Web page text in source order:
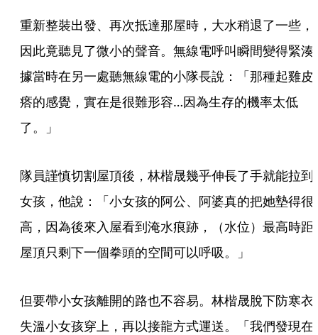
重新整裝出發、再次抵達那屋時，大水稍退了一些，
因此竟聽見了微小的聲音。無線電呼叫瞬間變得緊湊
據當時在另一處聽無線電的小隊長說：「那種起雞皮
瘩的感覺，實在是很難形容…因為生存的機率太低
了。」
隊員謹慎切割屋頂後，林楷晟幾乎伸長了手就能拉到
女孩，他說：「小女孩的阿公、阿婆真的把她墊得很
高，因為後來入屋看到淹水痕跡，（水位）最高時距
屋頂只剩下一個拳頭的空間可以呼吸。」
但要帶小女孩離開的路也不容易。林楷晟脫下防寒衣
失溫小女孩穿上，再以接龍方式運送。「我們發現在